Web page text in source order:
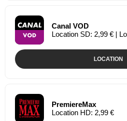
Canal VOD
Location SD: 2,99 € |
LOCATION
PremiereMax
Location HD: 2,99 €